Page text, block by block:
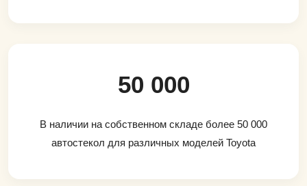
50 000
В наличии на собственном складе более 50 000
автостекол для различных моделей Toyota